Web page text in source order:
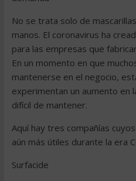
No se trata solo de
manos. El coronavirus ha
para las empresas que
En un momento en que
mantenerse en el negocio,
experimentan un aumento en
difícil de mantener.
Aquí hay tres compañías
aún más útiles durante la era
Surfacide